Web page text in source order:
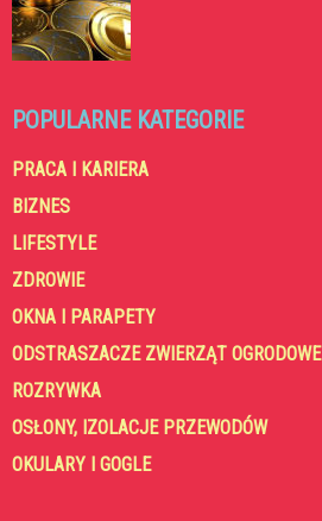
POPULARNE KATEGORIE
PRACA I KARIERA
BIZNES
LIFESTYLE
ZDROWIE
OKNA I PARAPETY
ODSTRASZACZE ZWIERZĄT OGRODOWE
ROZRYWKA
OSŁONY, IZOLACJE PRZEWODÓW
OKULARY I GOGLE